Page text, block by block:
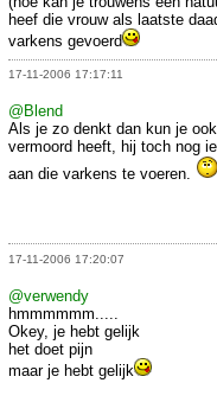
heef die vrouw als laatste
varkens gevoerd
17-11-2006 17:17:11
@Blend
Als je zo denkt dan kun je
vermoord heeft, hij toch nog
aan die varkens te voeren.
17-11-2006 17:20:07
@verwendy
hmmmmmm.....
Okey, je hebt gelijk
het doet pijn
maar je hebt gelijk